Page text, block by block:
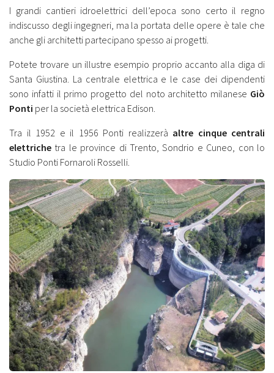
I grandi cantieri idroelettrici dell’epoca sono certo il regno
indiscusso degli ingegneri, ma la portata delle opere è tale che
anche gli architetti partecipano spesso ai progetti.
Potete trovare un illustre esempio proprio accanto alla diga di
Santa Giustina. La centrale elettrica e le case dei dipendenti
sono infatti il primo progetto del noto architetto milanese Giò
Ponti per la società elettrica Edison.
Tra il 1952 e il 1956 Ponti realizzerà altre cinque centrali
elettriche tra le province di Trento, Sondrio e Cuneo, con lo
Studio Ponti Fornaroli Rosselli.